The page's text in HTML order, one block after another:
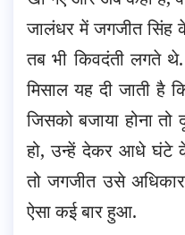
जालंधर में जगजीत सिंह
तब भी किवदंती लगते
मिसाल यह दी जाती है
जिसको बजाया होना
हो, उन्हें देकर आधे घंटे
तो जगजीत उसे
ऐसा कई बार हुआ.